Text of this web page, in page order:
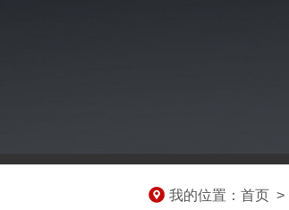
我的位置： 首页 >